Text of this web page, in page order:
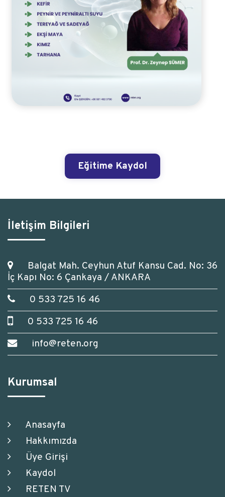
Eğitime Kaydol
İletişim Bilgileri
Balgat Mah. Ceyhun Atuf Kansu Cad. No: 36
İç Kapı No: 6 Çankaya / ANKARA
0 533 725 16 46
0 533 725 16 46
info@reten.org
Kurumsal
Anasayfa
Hakkımızda
Üye Girişi
Kaydol
RETEN TV